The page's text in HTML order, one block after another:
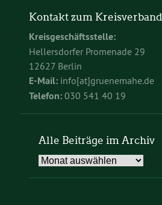
Kontakt zum Kreisverband
Kreisgeschäftsstelle:
Hellersdorfer Promenade 29
12627 Berlin
E-Mail: info[at]gruenemahe.de
Telefon: 030 541 40 19
Alle Beiträge im Archiv
Alle